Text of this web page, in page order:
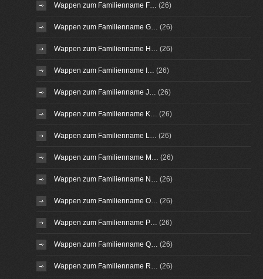
Wappen zum Familienname F… (26)
Wappen zum Familienname G… (26)
Wappen zum Familienname H… (26)
Wappen zum Familienname I… (26)
Wappen zum Familienname J… (26)
Wappen zum Familienname K… (26)
Wappen zum Familienname L… (26)
Wappen zum Familienname M… (26)
Wappen zum Familienname N… (26)
Wappen zum Familienname O… (26)
Wappen zum Familienname P… (26)
Wappen zum Familienname Q… (26)
Wappen zum Familienname R… (26)